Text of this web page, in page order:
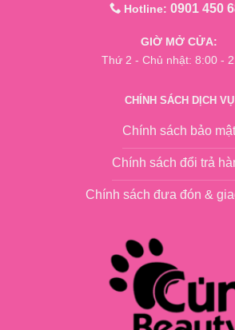
Hotline: 0901 450
GIỜ MỞ CỬA:
Thứ 2 - Chủ nhật: 8:00 -
CHÍNH SÁCH DỊCH VỤ
Chính sách bảo mật
Chính sách đổi trả
Chính sách đưa đón &